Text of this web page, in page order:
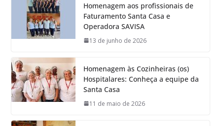
Homenagem aos profissionais de
Faturamento Santa Casa e
Operadora SAVISA
13 de junho de 2026
Homenagem às Cozinheiras (os)
Hospitalares: Conheça a equipe da
Santa Casa
11 de maio de 2026